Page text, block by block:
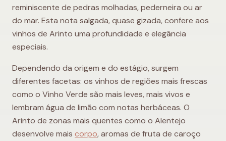
reminiscente de pedras molhadas, pederneira ou ar
do mar. Esta nota salgada, quase gizada, confere aos
vinhos de Arinto uma profundidade e elegância
especiais.
Dependendo da origem e do estágio, surgem
diferentes facetas: os vinhos de regiões mais frescas
como o Vinho Verde são mais leves, mais vivos e
lembram água de limão com notas herbáceas. O
Arinto de zonas mais quentes como o Alentejo
desenvolve mais corpo, aromas de fruta de caroço